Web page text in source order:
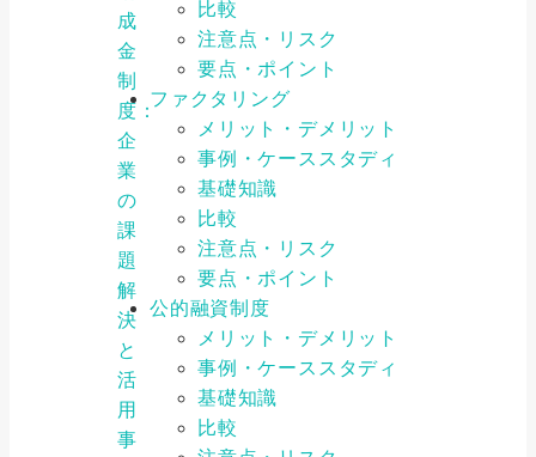
成
金
制
度：
企
業
の
課
題
解
決
と
活
用
事
比較
注意点・リスク
要点・ポイント
ファクタリング
メリット・デメリット
事例・ケーススタディ
基礎知識
比較
注意点・リスク
要点・ポイント
公的融資制度
メリット・デメリット
事例・ケーススタディ
基礎知識
比較